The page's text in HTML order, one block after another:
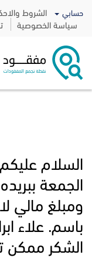
حسابي
الشروط
سياسة الخصوصية
السلام
الجمعة
ومبلغ مالي لا
باسم. علاء
الشكر ممكن